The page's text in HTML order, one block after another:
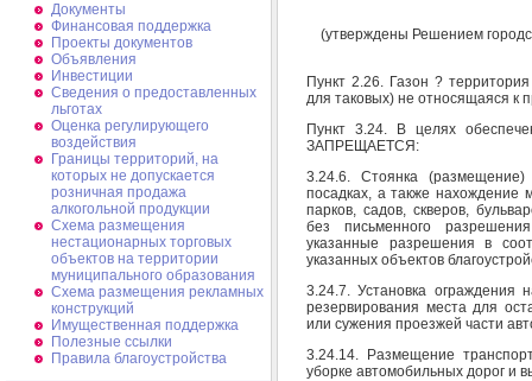
Документы
Финансовая поддержка
Проекты документов
Объявления
Инвестиции
Сведения о предоставленных
льготах
Оценка регулирующего
воздействия
Границы территорий, на
которых не допускается
розничная продажа
алкогольной продукции
Схема размещения
нестационарных торговых
объектов на территории
муниципального образования
Схема размещения рекламных
конструкций
Имущественная поддержка
Полезные ссылки
Правила благоустройства
(утверждены Решением
Пункт 2.26. Газон ?
для таковых) не относящаяся к
Пункт 3.24. В целях
ЗАПРЕЩАЕТСЯ:
3.24.6. Стоянка (размещение)
посадках, а также нахождение
парков, садов, скверов,
без письменного
указанные разрешения в
указанных объектов
3.24.7. Установка ограждения
резервирования места для
или сужения проезжей части
3.24.14. Размещение
уборке автомобильных дорог и